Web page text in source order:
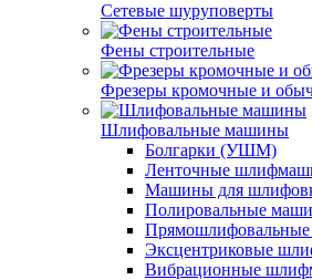
Сетевые шуруповерты
Фены строительные
Фрезеры кромочные и
Шлифовальные машины
Болгарки (УШМ)
Ленточные
Машины для
Полировальные
Эксцентриковые
Вибрационные